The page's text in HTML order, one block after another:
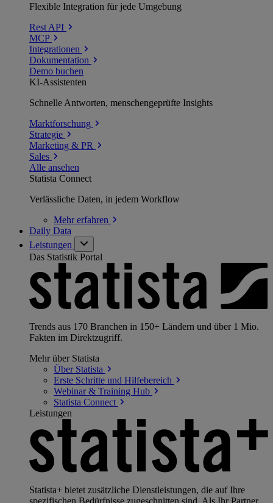
Flexible Integration für jede Umgebung
Rest API
MCP
Integrationen
Dokumentation
Demo buchen
KI-Assistenten
Schnelle Antworten, menschengeprüfte Insights
Marktforschung
Strategie
Marketing & PR
Sales
Alle ansehen
Statista Connect
Verlässliche Daten, in jedem Workflow
Mehrerfahren
Daily Data
Leistungen
Das Statistik Portal
Trends aus 170 Branchen in 150+ Ländern und über 1 Mio.
Fakten im Direktzugriff.
Mehr über Statista
Über Statista
Erste Schritte und Hilfebereich
Webinar & Training Hub
Statista Connect
Leistungen
Statista+ bietet zusätzliche Dienstleistungen, die auf Ihre
spezifischen Bedürfnisse zugeschnitten sind. Als Ihr Partner